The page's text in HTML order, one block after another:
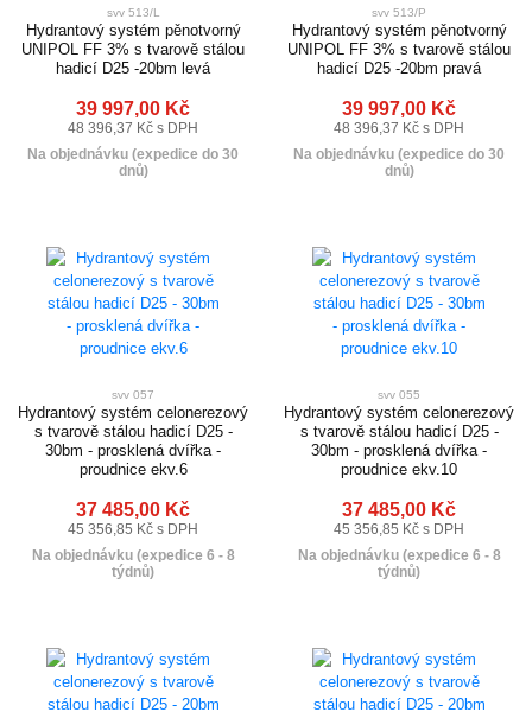
svv 513/L
Hydrantový systém pěnotvorný
UNIPOL FF 3% s tvarově stálou
hadicí D25 -20bm levá
39 997,00 Kč
48 396,37 Kč s DPH
Na objednávku (expedice do 30
dnů)
svv 513/P
Hydrantový systém pěnotvorný
UNIPOL FF 3% s tvarově stálou
hadicí D25 -20bm pravá
39 997,00 Kč
48 396,37 Kč s DPH
Na objednávku (expedice do 30
dnů)
svv 057
Hydrantový systém celonerezový
s tvarově stálou hadicí D25 -
30bm - prosklená dvířka -
proudnice ekv.6
37 485,00 Kč
45 356,85 Kč s DPH
Na objednávku (expedice 6 - 8
týdnů)
svv 055
Hydrantový systém celonerezový
s tvarově stálou hadicí D25 -
30bm - prosklená dvířka -
proudnice ekv.10
37 485,00 Kč
45 356,85 Kč s DPH
Na objednávku (expedice 6 - 8
týdnů)